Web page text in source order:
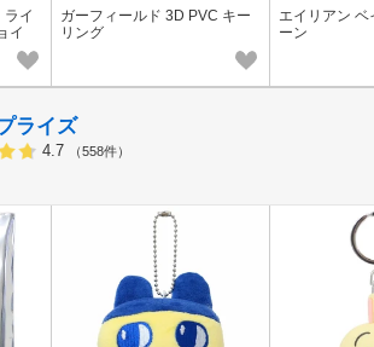
ライ
イ
ガーフィールド 3D PVC キー
リング
エイリアン
ーン
ライズ
4.7 （558件）